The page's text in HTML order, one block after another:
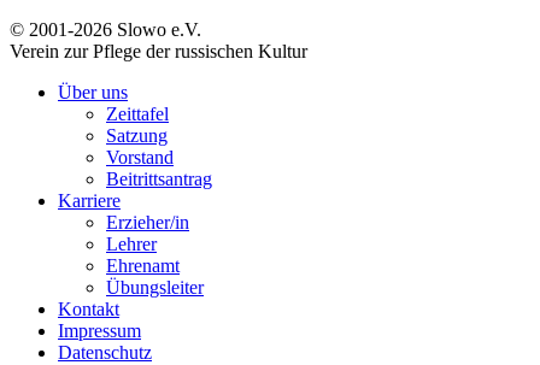
© 2001-2026 Slowo e.V.
Verein zur Pflege der russischen Kultur
Über uns
Zeittafel
Satzung
Vorstand
Beitrittsantrag
Karriere
Erzieher/in
Lehrer
Ehrenamt
Übungsleiter
Kontakt
Impressum
Datenschutz